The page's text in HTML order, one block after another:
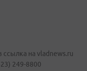
на vladnews.ru
249-8800